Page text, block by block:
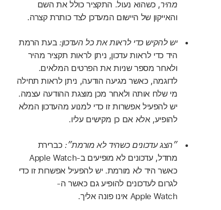
מהיר, כשהוא נעול. התקציר כולל את השם
והאייקון של היישום המעדכן לצד כותרת קצרה.
יש להקיש כדי לראות את כל העדכון:בעת הרמת
היד כדי לראות עדכון, ניתן לראות תקציר מהיר
ולאחר מספר שניות את הפרטים המלאים.
לדוגמה, כאשר מגיעה הודעה, ניתן לראות תחילה
מי שלח אותה ולאחר מכן מוצגת ההודעה עצמה.
יש להפעיל אפשרות זו כדי למנוע מהעדכון המלא
להופיע, אלא אם כן מקישים עליו.
״הצג עדכונים כשהיד לא מורמת״: כברירת
מחדל, עדכונים לא מופיעים ב-Apple Watch
כאשר היד לא מורמת. יש להפעיל אפשרות זו כדי
לגרום לעדכונים להופיע גם כאשר ה-
Apple Watch אינו פונה אליך.